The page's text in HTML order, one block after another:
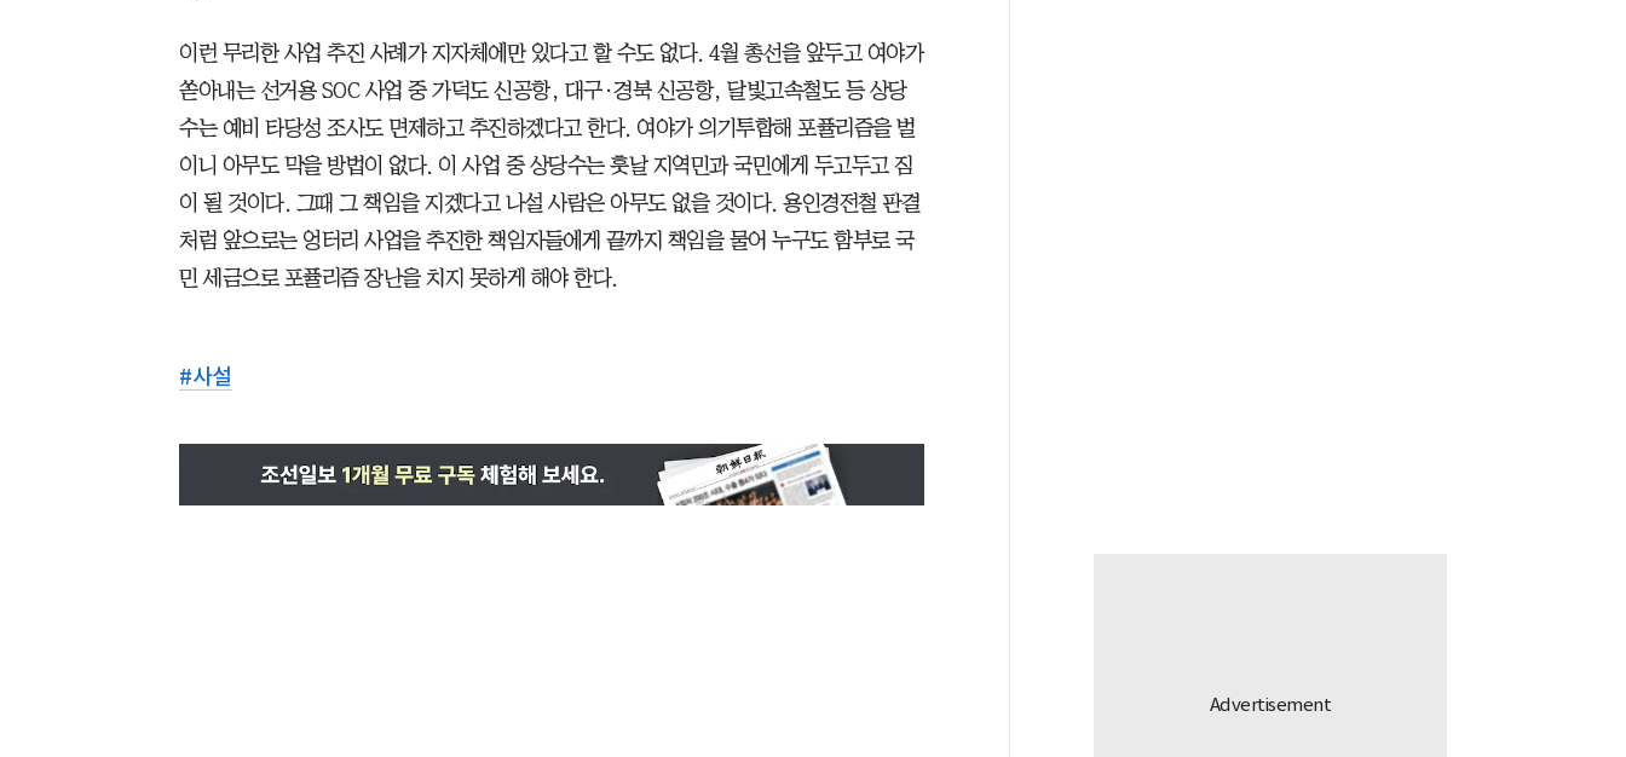
이런 무리한 사업 추진 사례가 지자체에만 있다고 할 수도 없다. 4월 총선을 앞두고 여야가
쏟아내는 선거용 SOC 사업 중 가덕도 신공항, 대구·경북 신공항, 달빛고속철도 등 상당
수는 예비 타당성 조사도 면제하고 추진하겠다고 한다. 여야가 의기투합해 포퓰리즘을 벌
이니 아무도 막을 방법이 없다. 이 사업 중 상당수는 훗날 지역민과 국민에게 두고두고 짐
이 될 것이다. 그때 그 책임을 지겠다고 나설 사람은 아무도 없을 것이다. 용인경전철 판결
처럼 앞으로는 엉터리 사업을 추진한 책임자들에게 끝까지 책임을 물어 누구도 함부로 국
민 세금으로 포퓰리즘 장난을 치지 못하게 해야 한다.
#사설